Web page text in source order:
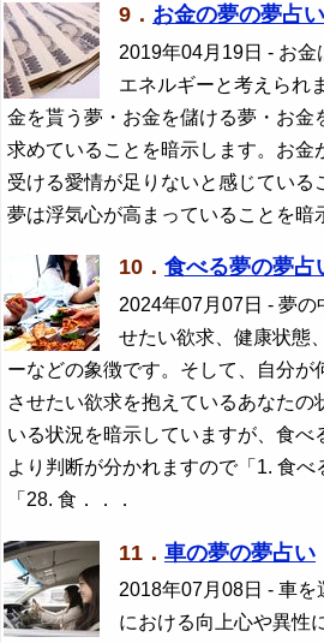
9． お金の夢の夢占い
2019年04月19日 - お金
エネルギーと考えられ
金を貰う夢・お金を儲ける夢・お金
求めていることを暗示します。お金
受ける愛情が足りないと感じている
夢は浮気心が高まっていることを暗
10． 食べる夢の夢占
2024年07月07日 - 夢の
せたい欲求、健康状態
ーなどの象徴です。そして、自分が
させたい欲求を抱えているあなたの
いる状況を暗示していますが、食べ
より判断が分かれますので「1. 食
「28. 食．．．
11． 車の夢の夢占い
2018年07月08日 - 車を
における向上心や異性